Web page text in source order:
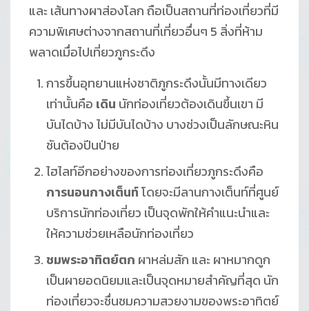
และ เส้นทางผาส่องโลก ถือเป็นสถานที่ท่องเที่ยวที่มี
ความพิเศษต่างจากสถานที่เที่ยวอื่นๆ 5 สิ่งที่ห้าม
พลาดเมื่อไปเที่ยวภูกระดึง
การขึ้นอุทยานแห่งชาติภูกระดึงนั้นมีทางเดียว
เท่านั้นคือ เดิน นักท่องเที่ยวต้องเดินขึ้นเขา มี
บันไดบ้าง ไม่มีบันไดบ้าง บางช่วงเป็นลักษณะหิน
ชันต้องปีนป่าย
ไฮไลท์อีกอย่างของการท่องเที่ยวภูกระดึงคือ
การนอนกางเต็นท์โดยจะมีลานกางเต็นท์ที่ศูนย์
บริการนักท่องเที่ยว เป็นจุดพักให้คำแนะนำและ
ให้ความช่วยเหลือนักท่องเที่ยว
ชมพระอาทิตย์ตก ผาหล่มสัก และ ผาหมากดูก
เป็นผายอดนิยมและเป็นจุดหมายสำคัญที่สุด นัก
ท่องเที่ยวจะชื่นชมความสวยงามของพระอาทิตย์